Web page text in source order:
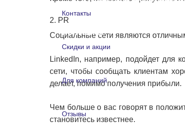
Контакты
Контакты
Скидки и акции
Скидки и акции
Для компаний
Отзывы
2. PR
Социальные сети являются
LinkedIn, например, подойдет для
сети, чтобы сообщать клиентам
делает, помимо получения прибыли.
Чем больше о вас говорят в
становитесь известнее.